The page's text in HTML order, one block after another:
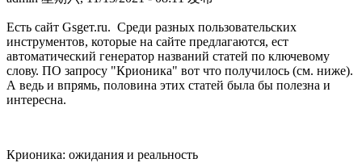
Есть сайт Gsgeт.ru. Среди разных пользовательских
инструментов, которые на сайте предлагаются, ест
автоматический генератор названий статей по ключевому
слову. ПО запросу "Крионика" вот что получилось (см. ниже).
А ведь и впрямь, половина этих статей была бы полезна и
интересна.
Крионика: ожидания и реальность